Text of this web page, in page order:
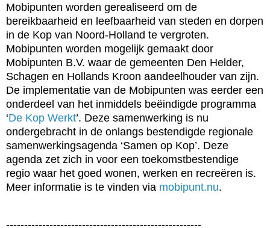
Mobipunten worden gerealiseerd om de
bereikbaarheid en leefbaarheid van steden en dorpen
in de Kop van Noord-Holland te vergroten.
Mobipunten worden mogelijk gemaakt door
Mobipunten B.V. waar de gemeenten Den Helder,
Schagen en Hollands Kroon aandeelhouder van zijn.
De implementatie van de Mobipunten was eerder een
onderdeel van het inmiddels beëindigde programma
‘De Kop Werkt’. Deze samenwerking is nu
ondergebracht in de onlangs bestendigde regionale
samenwerkingsagenda ‘Samen op Kop’. Deze
agenda zet zich in voor een toekomstbestendige
regio waar het goed wonen, werken en recreëren is.
Meer informatie is te vinden via mobipunt.nu.
------------------------------------------------------